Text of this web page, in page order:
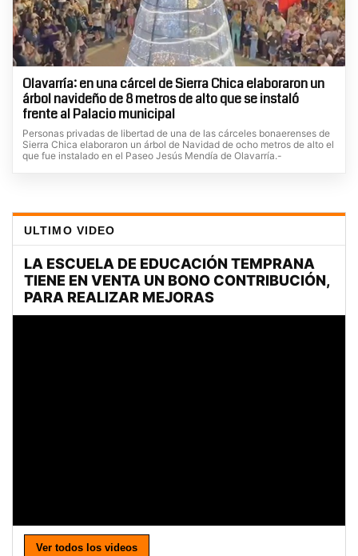
Olavarría: en una cárcel de Sierra Chica elaboraron un
árbol navideño de 8 metros de alto que se instaló
frente al Palacio municipal
Personas privadas de libertad de una de las cárceles bonaerenses de
Sierra Chica elaboraron un árbol de Navidad de ocho metros de alto el
que fue instalado en el Paseo Jesús Mendía de Olavarría.-
ULTIMO VIDEO
Ver todos los videos